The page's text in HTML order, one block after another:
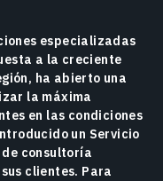
especializadas
a la creciente
ha abierto una
la máxima
en las condiciones
un Servicio
consultoría
clientes. Para